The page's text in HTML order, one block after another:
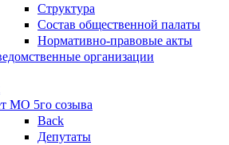
Структура
Состав общественной палаты
Нормативно-правовые акты
организации
МО 5го созыва
Back
Депутаты